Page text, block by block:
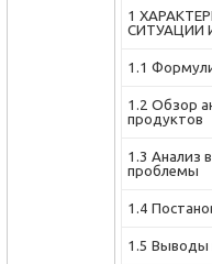
1
СИТУАЦИИ
1.1
1.2 Обзор
продуктов
1.3 Анализ
проблемы
1.4
1.5 Выводы